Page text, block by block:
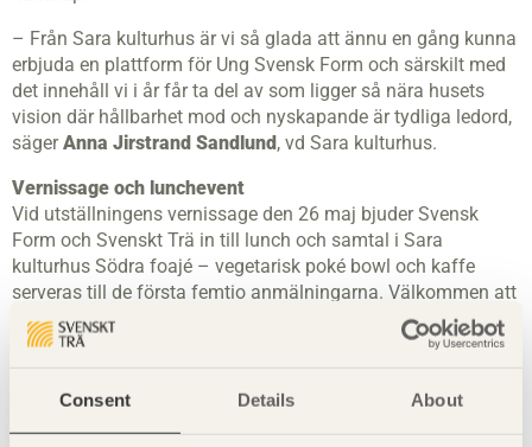
Consent Details About
– Från Sara kulturhus är vi så glada att ännu en gång kunna
erbjuda en plattform för Ung Svensk Form och särskilt med
det innehåll vi i år får ta del av som ligger så nära husets
vision där hållbarhet mod och nyskapande är tydliga ledord,
sägerAnna Jirstrand Sandlund , vd Sara kulturhus.
Vernissage och lunchevent
Vid utställningens vernissage den 26 maj bjuder Svensk
Form och Svenskt Trä in till lunch och samtal i Sara
kulturhus Södra foajé – vegetarisk poké bowl och kaffe
serveras till de första femtio anmälningarna. Välkommen att
lyssna till stipendiaternas reflektioner från Kunskapsresan
tillsammans med Anna Jirstrand Sandlund, vd Sara
design på Svenskt Trä. Efter samtalet fortsätter vi in till